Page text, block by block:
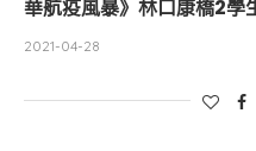
華航疫風暴》林口康橋2學
2021-04-28